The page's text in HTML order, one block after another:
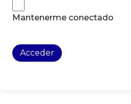
Mantenerme conectado
Acceder